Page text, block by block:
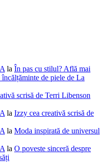
la În pas cu stilul? Află mai
de piele de La
scrisă de Terri Libenson
la Izzy cea creativă scrisă de
la Moda inspirată de universul
la O poveste sinceră despre